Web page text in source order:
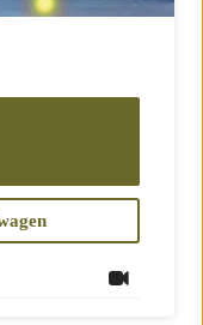
our birth, daar
moeten maken.
En daar